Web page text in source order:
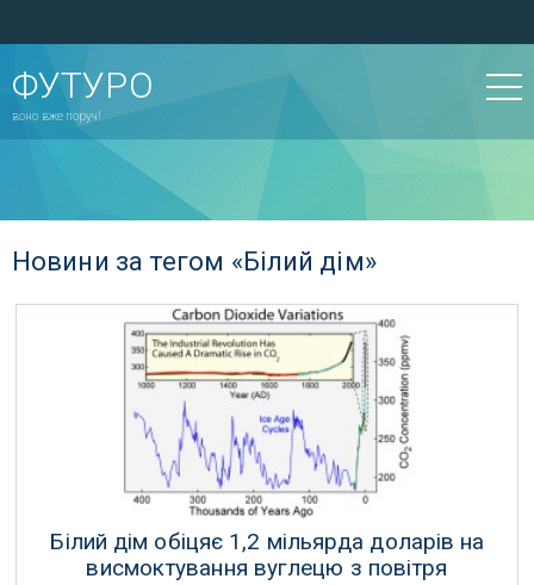
ФУТУРО
воно вже поруч!
Новини за тегом «Білий дім»
Білий дім обіцяє 1,2 мільярда доларів на
висмоктування вуглецю з повітря